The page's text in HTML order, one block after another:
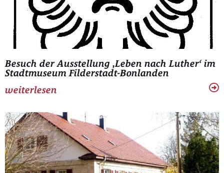
Besuch der Ausstellung ‚Leben nach Luther‘ im
Stadtmuseum Filderstadt-Bonlanden
weiterlesen